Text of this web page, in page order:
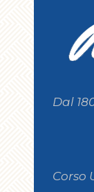
Dal
Corso